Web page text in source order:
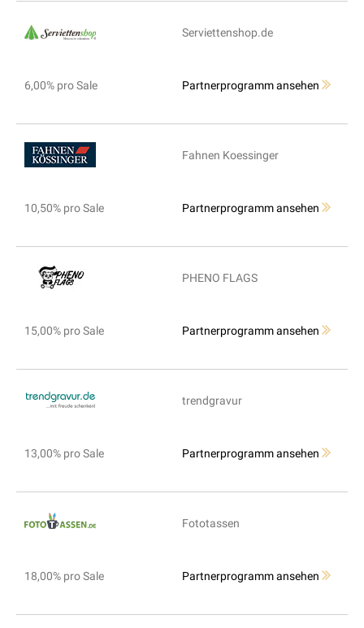
Serviettenshop.de
6,00% pro Sale Partnerprogramm ansehen
Fahnen Koessinger
10,50% pro Sale Partnerprogramm ansehen
PHENO FLAGS
15,00% pro Sale Partnerprogramm ansehen
trendgravur
13,00% pro Sale Partnerprogramm ansehen
Fototassen
18,00% pro Sale Partnerprogramm ansehen